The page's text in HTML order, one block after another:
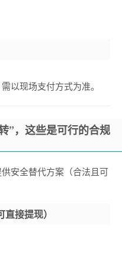
以现场支付方式为准。
”，这些是可行的合规
安全替代方案（合法且可
接提现）